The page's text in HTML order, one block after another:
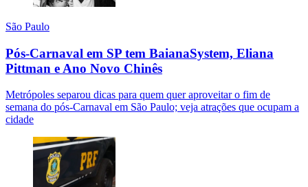
São Paulo
Pós-Carnaval em SP tem BaianaSystem, Eliana
Pittman e Ano Novo Chinês
Metrópoles separou dicas para quem quer aproveitar o fim de
semana do pós-Carnaval em São Paulo; veja atrações que ocupam a
cidade